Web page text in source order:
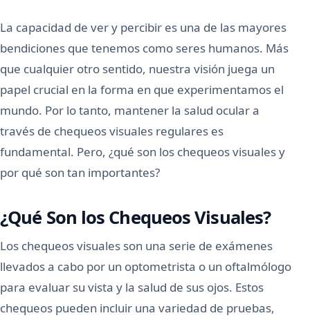
La capacidad de ver y percibir es una de las mayores
bendiciones que tenemos como seres humanos. Más
que cualquier otro sentido, nuestra visión juega un
papel crucial en la forma en que experimentamos el
mundo. Por lo tanto, mantener la salud ocular a
través de chequeos visuales regulares es
fundamental. Pero, ¿qué son los chequeos visuales y
por qué son tan importantes?
¿Qué Son los Chequeos Visuales?
Los chequeos visuales son una serie de exámenes
llevados a cabo por un optometrista o un oftalmólogo
para evaluar su vista y la salud de sus ojos. Estos
chequeos pueden incluir una variedad de pruebas,